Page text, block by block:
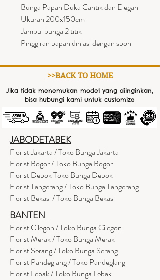
Bunga Papan Duka Cantik dan Elegan
Ukuran 200x150cm
Jambul bunga 2 titik
Pinggiran papan dihiasi dengan spon
>>BACK TO HOME
Jika tidak menemukan model yang diinginkan,
bisa hubungi kami untuk customize
JABODETABEK
Florist Jakarta / Toko Bunga Jakarta
Florist Bogor / Toko Bunga Bogor
Florist Depok Toko Bunga Depok
Florist Tangerang / Toko Bunga Tangerang
Florist Bekasi / Toko Bunga Bekasi
BANTEN
Florist Cilegon / Toko Bunga Cilegon
Florist Merak / Toko Bunga Merak
Florist Serang / Toko Bunga Serang
Florist Pandeglang / Toko Pandeglang
Florist Lebak / Toko Bunga Lebak